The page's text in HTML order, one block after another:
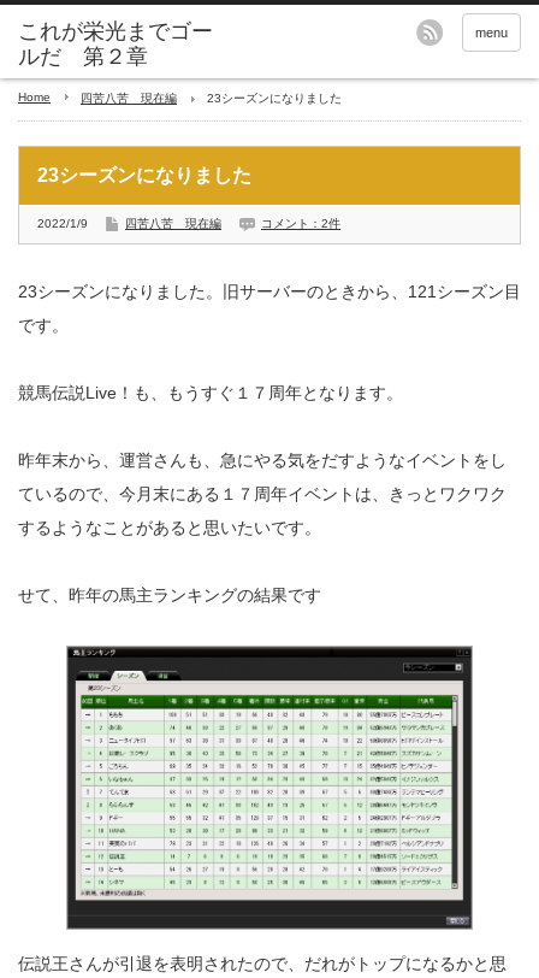
これが栄光までゴー
ルだ 第２章
menu
Home 四苦八苦 現在編 23シーズンになりました
23シーズンになりました
2022/1/9 四苦八苦 現在編 コメント：2件
23シーズンになりました。旧サーバーのときから、121シーズン目
です。
競馬伝説Live！も、もうすぐ１７周年となります。
昨年末から、運営さんも、急にやる気をだすようなイベントをし
ているので、今月末にある１７周年イベントは、きっとワクワク
するようなことがあると思いたいです。
せて、昨年の馬主ランキングの結果です
伝説王さんが引退を表明されたので、だれがトップになるかと思